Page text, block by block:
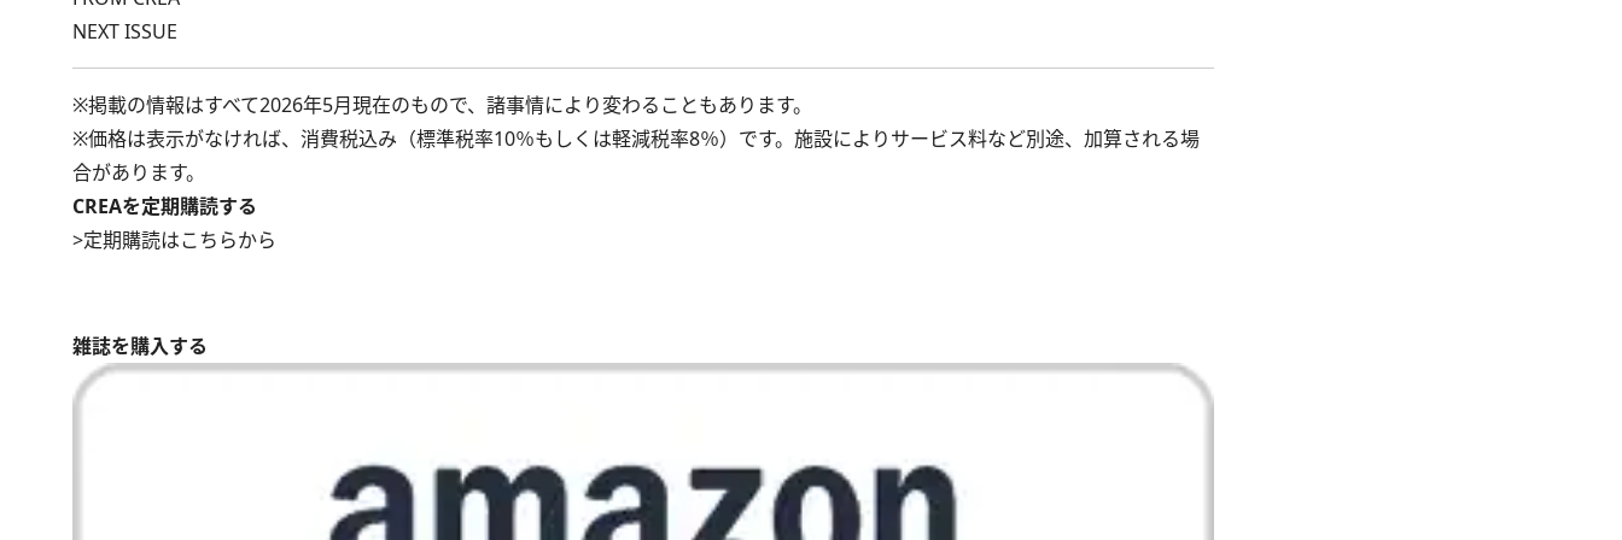
NEXT ISSUE
※掲載の情報はすべて2026年5月現在のもので、諸事情により変わることもあります。
※価格は表示がなければ、消費税込み（標準税率10％もしくは軽減税率8％）です。施設によりサービス料など別途、加算される場
合があります。
CREAを定期購読する
>定期購読はこちらから
雑誌を購入する